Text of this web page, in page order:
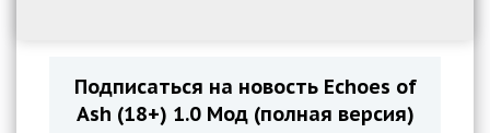
Подписаться на новость Echoes of
Ash (18+) 1.0 Мод (полная версия)